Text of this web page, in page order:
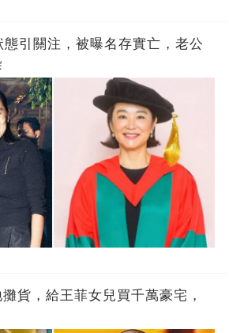
引關注，被曝名存實亡，老公
貨，給王菲女兒買千萬豪宅，